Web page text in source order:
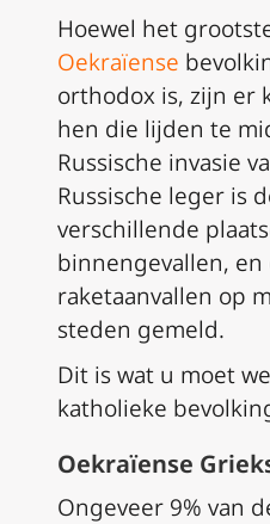
Hoewel het
Oekraïense
orthodox is, zijn er
hen die lijden te
Russische invasie
Russische leger is
verschillende
binnengevallen, en
raketaanvallen op
steden gemeld.
Dit is wat u moet
katholieke
Oekraïense
Ongeveer 9% van